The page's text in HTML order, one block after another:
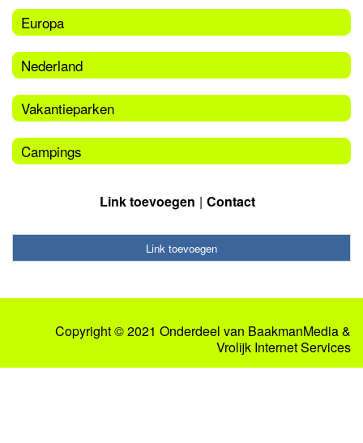
Europa
Nederland
Vakantieparken
Campings
Link toevoegen Contact
Link toevoegen
Copyright © 2021 Onderdeel van BaakmanMedia&
Vrolijk Internet Services